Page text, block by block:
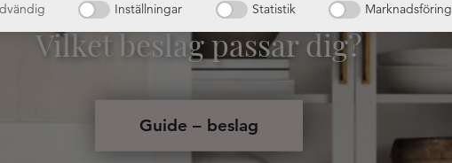
Inställningar Statistik Marknadsföring
Vilket beslag passar dig?
Guide – beslag